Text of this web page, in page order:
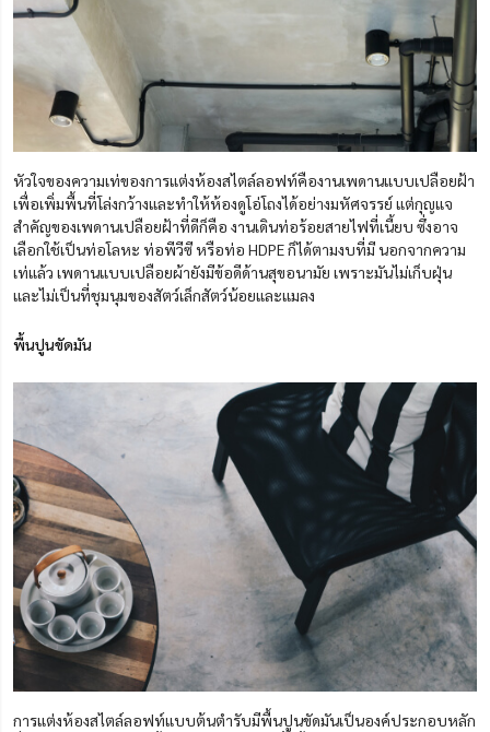
หัวใจของความเท่ของการแต่งห้องสไตล์ลอฟท์คืองานเพดานแบบเปลือยฝ้า
เพื่อเพิ่มพื้นที่โล่งกว้างและทำให้ห้องดูโอ่โถงได้อย่างมหัศจรรย์ แต่กุญแจ
สำคัญของเพดานเปลือยฝ้าที่ดีก็คือ งานเดินท่อร้อยสายไฟที่เนี้ยบ ซึ่งอาจ
เลือกใช้เป็นท่อโลหะ ท่อพีวีซี หรือท่อ HDPE ก็ได้ตามงบที่มี นอกจากความ
เท่แล้ว เพดานแบบเปลือยผ้ายังมีข้อดีด้านสุขอนามัย เพราะมันไม่เก็บฝุ่น
และไม่เป็นที่ชุมนุมของสัตว์เล็กสัตว์น้อยและแมลง
พื้นปูนขัดมัน
การแต่งห้องสไตล์ลอฟท์แบบต้นตำรับมีพื้นปูนขัดมันเป็นองค์ประกอบหลัก